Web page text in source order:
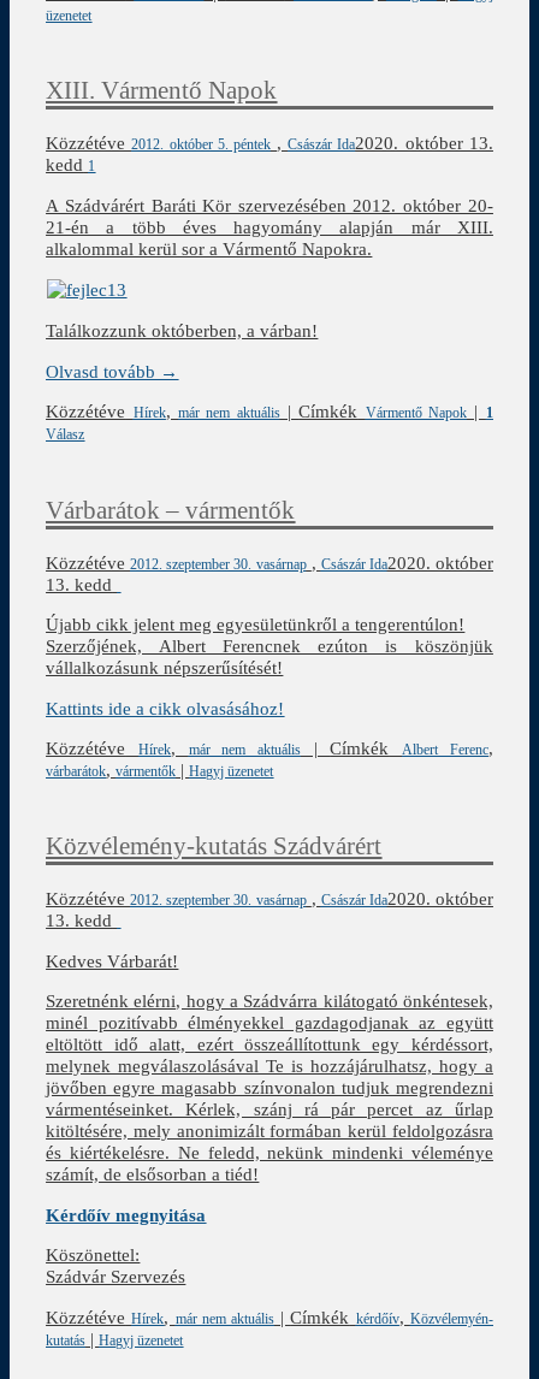
üzenetet
XIII. Vármentő Napok
Közzétéve2012. október 5. péntek ,Császár Ida2020. október 13.
kedd 1
A Szádvárért Baráti Kör szervezésében 2012. október 20-
21-én a több éves hagyomány alapján már XIII.
alkalommal kerül sor a Vármentő Napokra.
Találkozzunk októberben, a várban!
Olvasd tovább →
Közzétéve
Hírek, már nem aktuális|Címkék Vármentő Napok |
1
Válasz
Várbarátok – vármentők
Közzétéve2012. szeptember 30. vasárnap , Császár Ida2020. október
13. kedd
Újabb cikk jelent meg egyesületünkről a tengerentúlon!
Szerzőjének, Albert Ferencnek ezúton is köszönjük
vállalkozásunk népszerűsítését!
Kattints ide a cikk olvasásához!
Közzétéve
Hírek, már nem aktuális |Címkék Albert Ferenc,
várbarátok,vármentők |Hagyj üzenetet
Közvélemény-kutatás Szádvárért
Közzétéve2012. szeptember 30. vasárnap , Császár Ida2020. október
13. kedd
Kedves Várbarát!
Szeretnénk elérni, hogy a Szádvárra kilátogató önkéntesek,
minél pozitívabb élményekkel gazdagodjanak az együtt
eltöltött idő alatt, ezért összeállítottunk egy kérdéssort,
melynek megválaszolásával Te is hozzájárulhatsz, hogy a
jövőben egyre magasabb színvonalon tudjuk megrendezni
vármentéseinket. Kérlek, szánj rá pár percet az űrlap
kitöltésére, mely anonimizált formában kerül feldolgozásra
és kiértékelésre. Ne feledd, nekünk mindenki véleménye
számít, de elsősorban a tiéd!
Kérdőív megnyitása
Köszönettel:
Szádvár Szervezés
Közzétéve Hírek, már nem aktuális |Címkék kérdőív, Közvélemyén-
kutatás |Hagyj üzenetet